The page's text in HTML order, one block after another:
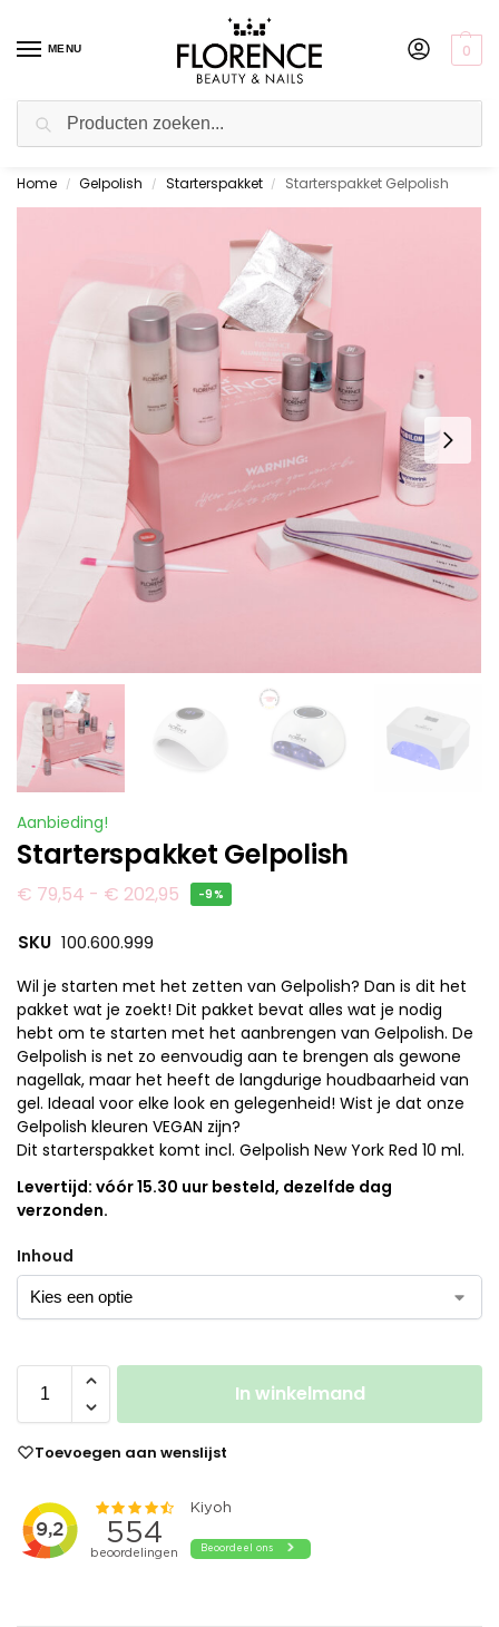
MENU 0
Gratis ophalen in de showroom
Home / Gelpolish / Starterspakket / Starterspakket Gelpolish
Aanbieding!
Starterspakket Gelpolish
€ 79,54 - € 202,95 -9%
SKU 100.600.999
Wil je starten met het zetten van Gelpolish? Dan is dit het
pakket wat je zoekt! Dit pakket bevat alles wat je nodig
hebt om te starten met het aanbrengen van Gelpolish. De
Gelpolish is net zo eenvoudig aan te brengen als gewone
nagellak, maar het heeft de langdurige houdbaarheid van
gel. Ideaal voor elke look en gelegenheid! Wist je dat onze
Gelpolish kleuren VEGAN zijn?
Dit starterspakket komt incl. Gelpolish New York Red 10 ml.
Levertijd: vóór 15.30 uur besteld, dezelfde dag
verzonden.
Inhoud
In winkelmand
Toevoegen aan wenslijst